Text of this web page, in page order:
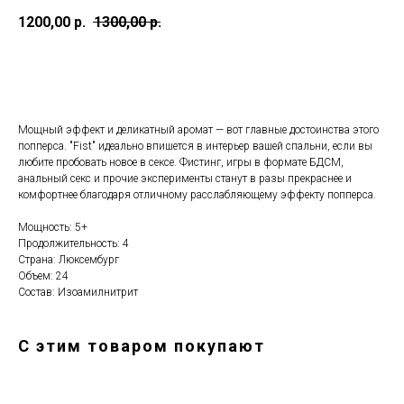
1200,00 р. 1300,00 р.
Мощный эффект и деликатный аромат — вот главные достоинства этого
попперса. "Fist" идеально впишется в интерьер вашей спальни, если вы
любите пробовать новое в сексе. Фистинг, игры в формате БДСМ,
анальный секс и прочие эксперименты станут в разы прекраснее и
комфортнее благодаря отличному расслабляющему эффекту попперса.
Мощность: 5+
Продолжительность: 4
Страна: Люксембург
Объем: 24
Состав: Изоамилнитрит
С этим товаром покупают